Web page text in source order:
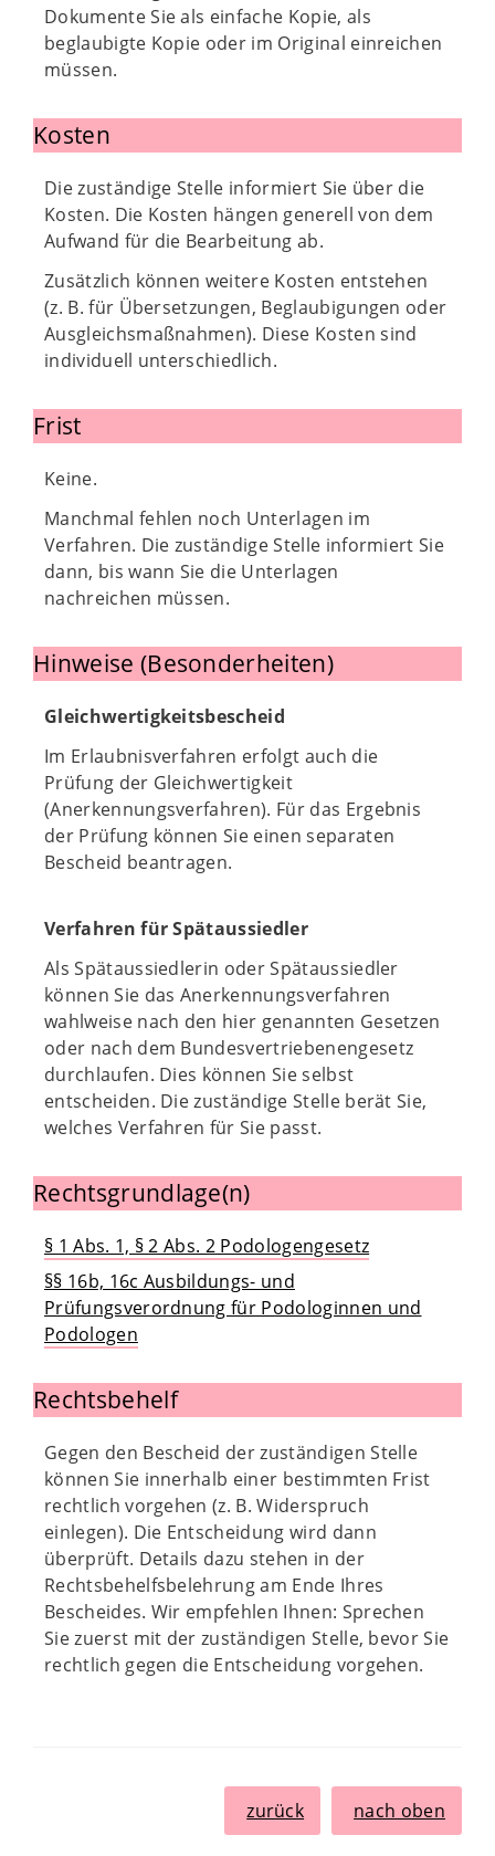
Dokumente Sie als einfache Kopie, als
beglaubigte Kopie oder im Original einreichen
müssen.
Kosten
Die zuständige Stelle informiert Sie über die
Kosten. Die Kosten hängen generell von dem
Aufwand für die Bearbeitung ab.
Zusätzlich können weitere Kosten entstehen
(z. B. für Übersetzungen, Beglaubigungen oder
Ausgleichsmaßnahmen). Diese Kosten sind
individuell unterschiedlich.
Frist
Keine.
Manchmal fehlen noch Unterlagen im
Verfahren. Die zuständige Stelle informiert Sie
dann, bis wann Sie die Unterlagen
nachreichen müssen.
Hinweise (Besonderheiten)
Gleichwertigkeitsbescheid
Im Erlaubnisverfahren erfolgt auch die
Prüfung der Gleichwertigkeit
(Anerkennungsverfahren). Für das Ergebnis
der Prüfung können Sie einen separaten
Bescheid beantragen.
Verfahren für Spätaussiedler
Als Spätaussiedlerin oder Spätaussiedler
können Sie das Anerkennungsverfahren
wahlweise nach den hier genannten Gesetzen
oder nach dem Bundesvertriebenengesetz
durchlaufen. Dies können Sie selbst
entscheiden. Die zuständige Stelle berät Sie,
welches Verfahren für Sie passt.
Rechtsgrundlage(n)
§ 1 Abs. 1, § 2 Abs. 2 Podologengesetz
§§ 16b, 16c Ausbildungs- und
Prüfungsverordnung für Podologinnen und
Podologen
Rechtsbehelf
Gegen den Bescheid der zuständigen Stelle
können Sie innerhalb einer bestimmten Frist
rechtlich vorgehen (z. B. Widerspruch
einlegen). Die Entscheidung wird dann
überprüft. Details dazu stehen in der
Rechtsbehelfsbelehrung am Ende Ihres
Bescheides. Wir empfehlen Ihnen: Sprechen
Sie zuerst mit der zuständigen Stelle, bevor Sie
rechtlich gegen die Entscheidung vorgehen.
zurück nach oben